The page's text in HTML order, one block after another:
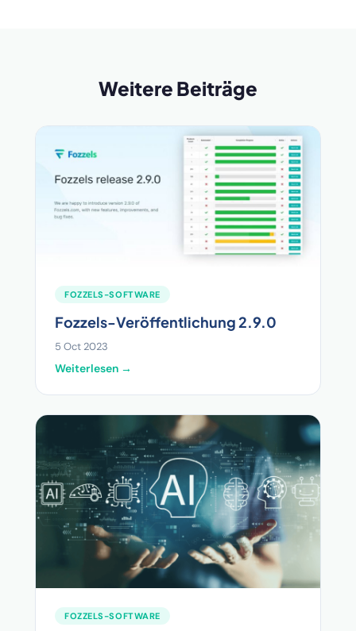
Weitere Beiträge
FOZZELS-SOFTWARE
Fozzels-Veröffentlichung 2.9.0
5 Oct 2023
Weiterlesen →
FOZZELS-SOFTWARE